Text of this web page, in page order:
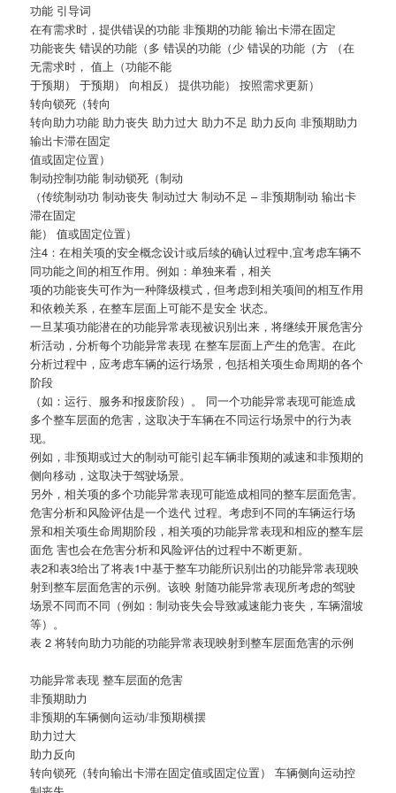
功能 引导词
在有需求时，提供错误的功能 非预期的功能 输出卡滞在固定
功能丧失 错误的功能（多 错误的功能（少 错误的功能（方 （在
无需求时， 值上（功能不能
于预期） 于预期） 向相反） 提供功能） 按照需求更新）
转向锁死（转向
转向助力功能 助力丧失 助力过大 助力不足 助力反向 非预期助力
输出卡滞在固定
值或固定位置）
制动控制功能 制动锁死（制动
（传统制动功 制动丧失 制动过大 制动不足 – 非预期制动 输出卡
滞在固定
能） 值或固定位置）
注4：在相关项的安全概念设计或后续的确认过程中,宜考虑车辆不
同功能之间的相互作用。例如：单独来看，相关
项的功能丧失可作为一种降级模式，但考虑到相关项间的相互作用
和依赖关系，在整车层面上可能不是安全 状态。
一旦某项功能潜在的功能异常表现被识别出来，将继续开展危害分
析活动，分析每个功能异常表现 在整车层面上产生的危害。在此
分析过程中，应考虑车辆的运行场景，包括相关项生命周期的各个
阶段
（如：运行、服务和报废阶段）。 同一个功能异常表现可能造成
多个整车层面的危害，这取决于车辆在不同运行场景中的行为表
现。
例如，非预期或过大的制动可能引起车辆非预期的减速和非预期的
侧向移动，这取决于驾驶场景。
另外，相关项的多个功能异常表现可能造成相同的整车层面危害。
危害分析和风险评估是一个迭代 过程。考虑到不同的车辆运行场
景和相关项生命周期阶段，相关项的功能异常表现和相应的整车层
面危 害也会在危害分析和风险评估的过程中不断更新。
表2和表3给出了将表1中基于整车功能所识别出的功能异常表现映
射到整车层面危害的示例。该映 射随功能异常表现所考虑的驾驶
场景不同而不同（例如：制动丧失会导致减速能力丧失，车辆溜坡
等）。
表 2 将转向助力功能的功能异常表现映射到整车层面危害的示例
功能异常表现 整车层面的危害
非预期助力
非预期的车辆侧向运动/非预期横摆
助力过大
助力反向
转向锁死（转向输出卡滞在固定值或固定位置） 车辆侧向运动控